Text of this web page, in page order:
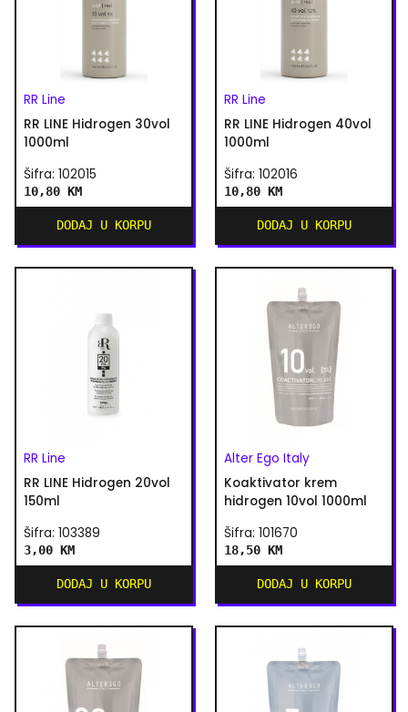
RR Line
RR LINE Hidrogen 30vol
1000ml
Šifra: 102015
10,80 KM
DODAJ U KORPU
RR Line
RR LINE Hidrogen 40vol
1000ml
Šifra: 102016
10,80 KM
DODAJ U KORPU
RR Line
RR LINE Hidrogen 20vol
150ml
Šifra: 103389
3,00 KM
DODAJ U KORPU
Alter Ego Italy
Koaktivator krem
hidrogen 10vol 1000ml
Šifra: 101670
18,50 KM
DODAJ U KORPU